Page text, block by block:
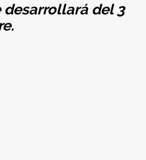
desarrollará del 3